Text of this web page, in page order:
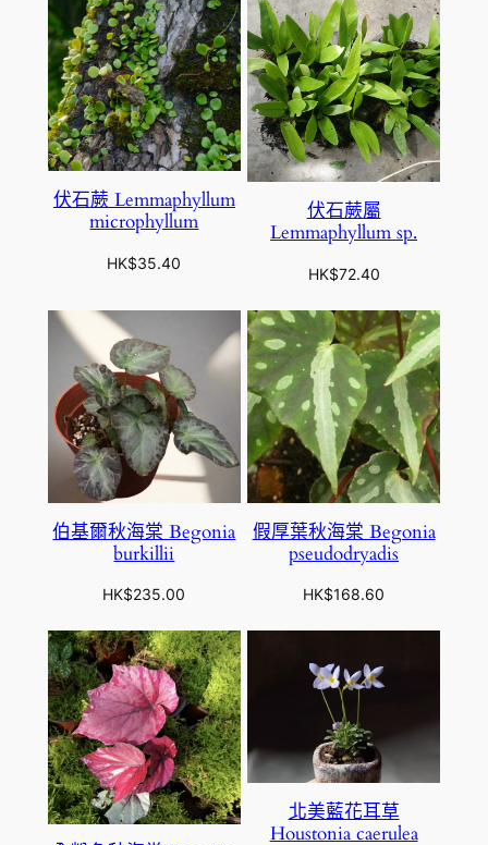
伏石蕨 Lemmaphyllum
microphyllum
HK$35.40
伏石蕨屬
Lemmaphyllum sp.
HK$72.40
伯基爾秋海棠 Begonia
burkillii
HK$235.00
假厚葉秋海棠 Begonia
pseudodryadis
HK$168.60
北美藍花耳草
Houstonia caerulea